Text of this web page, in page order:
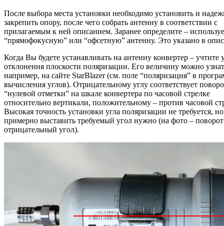
После выбора места установки необходимо установить и
закрепить опору, после чего собрать антенну в соответствии с
прилагаемым к ней описанием. Заранее определите –
“прямофокусную” или “офсетную” антенну. Это указано в
Когда Вы будете устанавливать на антенну конвертер – учтите
отклонения плоскости поляризации. Его величину можно
например, на сайте StarBlazer (см. поле “поляризация” в
вычисления углов). Отрицательному углу соответствует
“нулевой отметки” на шкале конвертера по часовой стрелке
относительно вертикали, положительному – против часовой
Высокая точность установки угла поляризации не требуется, но
примерно выставить требуемый угол нужно (на фото –
отрицательный угол).